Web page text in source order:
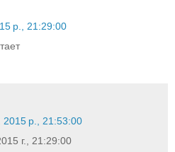
р., 21:29:00
2015 р., 21:53:00
г., 21:29:00